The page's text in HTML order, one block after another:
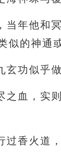
当年他和
似的神通
玄功似乎
之血，实
过香火道